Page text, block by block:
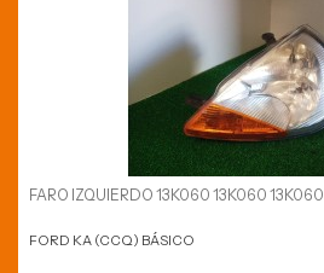
FARO IZQUIERDO 13K060 13K060 13K060
FORD KA (CCQ) BÁSICO